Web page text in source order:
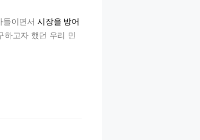
들이면서시장을 방어
하고자 했던 우리 민